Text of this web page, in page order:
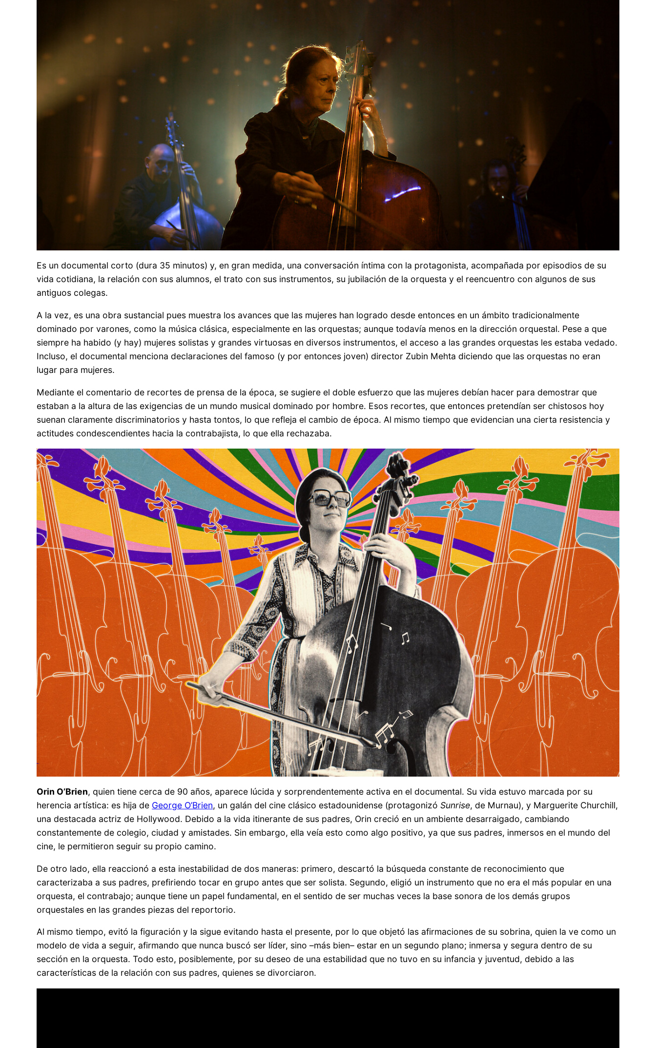
Es un documental corto (dura 35 minutos) y, en gran medida, una conversación íntima con la protagonista, acompañada por episodios de su
vida cotidiana, la relación con sus alumnos, el trato con sus instrumentos, su jubilación de la orquesta y el reencuentro con algunos de sus
antiguos colegas.
A la vez, es una obra sustancial pues muestra los avances que las mujeres han logrado desde entonces en un ámbito tradicionalmente
dominado por varones, como la música clásica, especialmente en las orquestas; aunque todavía menos en la dirección orquestal. Pese a que
siempre ha habido (y hay) mujeres solistas y grandes virtuosas en diversos instrumentos, el acceso a las grandes orquestas les estaba vedado.
Incluso, el documental menciona declaraciones del famoso (y por entonces joven) director Zubin Mehta diciendo que las orquestas no eran
lugar para mujeres.
Mediante el comentario de recortes de prensa de la época, se sugiere el doble esfuerzo que las mujeres debían hacer para demostrar que
estaban a la altura de las exigencias de un mundo musical dominado por hombre. Esos recortes, que entonces pretendían ser chistosos hoy
suenan claramente discriminatorios y hasta tontos, lo que refleja el cambio de época. Al mismo tiempo que evidencian una cierta resistencia y
actitudes condescendientes hacia la contrabajista, lo que ella rechazaba.
Orin O’Brien, quien tiene cerca de 90 años, aparece lúcida y sorprendentemente activa en el documental. Su vida estuvo marcada por su
herencia artística: es hija de George O’Brien, un galán del cine clásico estadounidense (protagonizóSunrise, de Murnau), y Marguerite Churchill,
una destacada actriz de Hollywood. Debido a la vida itinerante de sus padres, Orin creció en un ambiente desarraigado, cambiando
constantemente de colegio, ciudad y amistades. Sin embargo, ella veía esto como algo positivo, ya que sus padres, inmersos en el mundo del
cine, le permitieron seguir su propio camino.
De otro lado, ella reaccionó a esta inestabilidad de dos maneras: primero, descartó la búsqueda constante de reconocimiento que
caracterizaba a sus padres, prefiriendo tocar en grupo antes que ser solista. Segundo, eligió un instrumento que no era el más popular en una
orquesta, el contrabajo; aunque tiene un papel fundamental, en el sentido de ser muchas veces la base sonora de los demás grupos
orquestales en las grandes piezas del reportorio.
Al mismo tiempo, evitó la figuración y la sigue evitando hasta el presente, por lo que objetó las afirmaciones de su sobrina, quien la ve como un
modelo de vida a seguir, afirmando que nunca buscó ser líder, sino –más bien– estar en un segundo plano; inmersa y segura dentro de su
sección en la orquesta. Todo esto, posiblemente, por su deseo de una estabilidad que no tuvo en su infancia y juventud, debido a las
características de la relación con sus padres, quienes se divorciaron.